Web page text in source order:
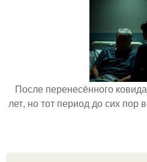
После перенесённого
лет, но тот период до сих пор